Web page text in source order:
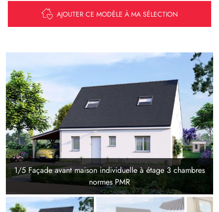
AJOUTER CE MODÈLE À MA SÉLECTION
1/5 Façade avant maison individuelle à étage 3 chambres
normes PMR